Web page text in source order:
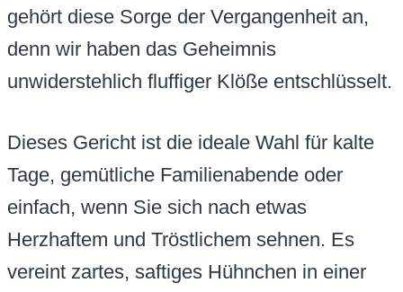
gehört diese Sorge der Vergangenheit an,
denn wir haben das Geheimnis
unwiderstehlich fluffiger Klöße entschlüsselt.
Dieses Gericht ist die ideale Wahl für kalte
Tage, gemütliche Familienabende oder
einfach, wenn Sie sich nach etwas
Herzhaftem und Tröstlichem sehnen. Es
vereint zartes, saftiges Hühnchen in einer